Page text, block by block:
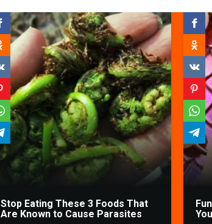
Stop Eating These 3 Foods That
Are Known to Cause Parasites